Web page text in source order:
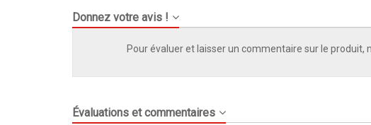
Donnez votre avis !
Pour évaluer et laisser un commentaire sur le produit,
Évaluations et commentaires